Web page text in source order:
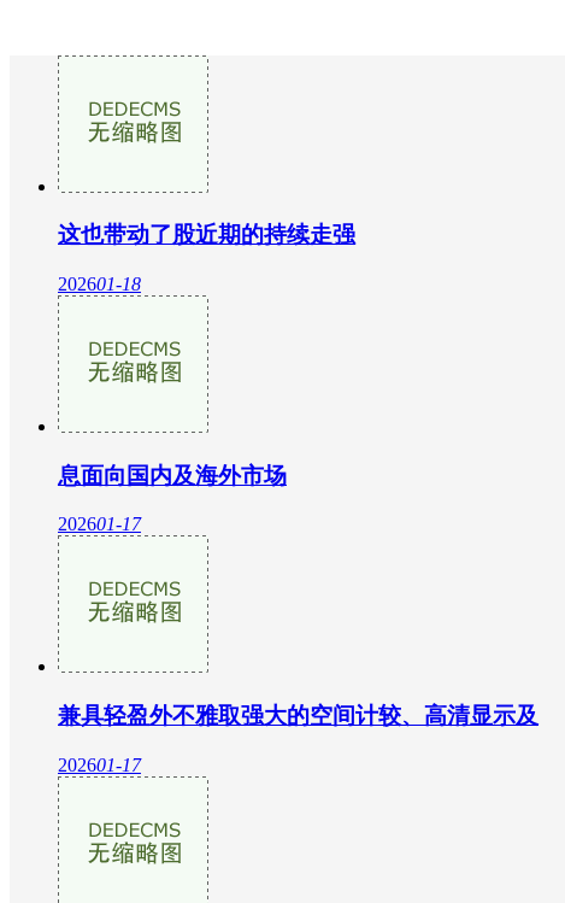
这也带动了股近期的持续走强
202601-18
息面向国内及海外市场
202601-17
兼具轻盈外不雅取强大的空间计较、高清显示及
202601-17